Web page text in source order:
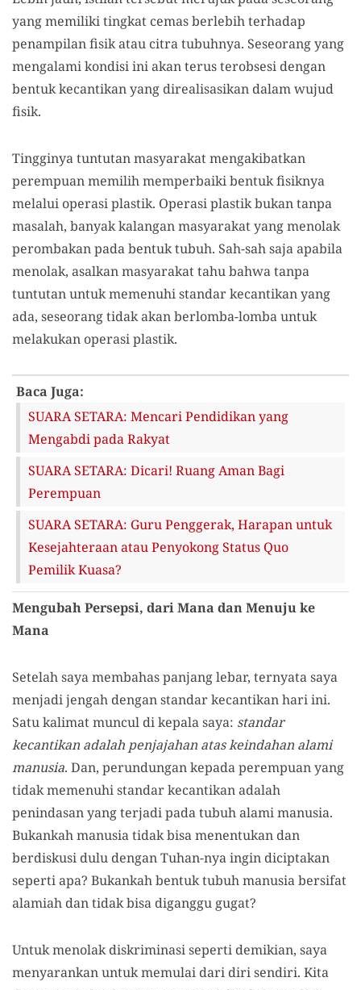
yang memiliki tingkat cemas berlebih terhadap
penampilan fisik atau citra tubuhnya. Seseorang yang
mengalami kondisi ini akan terus terobsesi dengan
bentuk kecantikan yang direalisasikan dalam wujud
fisik.
Tingginya tuntutan masyarakat mengakibatkan
perempuan memilih memperbaiki bentuk fisiknya
melalui operasi plastik. Operasi plastik bukan tanpa
masalah, banyak kalangan masyarakat yang menolak
perombakan pada bentuk tubuh. Sah-sah saja apabila
menolak, asalkan masyarakat tahu bahwa tanpa
tuntutan untuk memenuhi standar kecantikan yang
ada, seseorang tidak akan berlomba-lomba untuk
melakukan operasi plastik.
Baca Juga:
SUARA SETARA: Mencari Pendidikan yang
Mengabdi pada Rakyat
SUARA SETARA: Dicari! Ruang Aman Bagi
Perempuan
SUARA SETARA: Guru Penggerak, Harapan untuk
Kesejahteraan atau Penyokong Status Quo
Pemilik Kuasa?
Mengubah Persepsi, dari Mana dan Menuju ke
Mana
Setelah saya membahas panjang lebar, ternyata saya
menjadi jengah dengan standar kecantikan hari ini.
Satu kalimat muncul di kepala saya: standar
kecantikan adalah penjajahan atas keindahan alami
manusia. Dan, perundungan kepada perempuan yang
tidak memenuhi standar kecantikan adalah
penindasan yang terjadi pada tubuh alami manusia.
Bukankah manusia tidak bisa menentukan dan
berdiskusi dulu dengan Tuhan-nya ingin diciptakan
seperti apa? Bukankah bentuk tubuh manusia bersifat
alamiah dan tidak bisa diganggu gugat?
Untuk menolak diskriminasi seperti demikian, saya
menyarankan untuk memulai dari diri sendiri. Kita